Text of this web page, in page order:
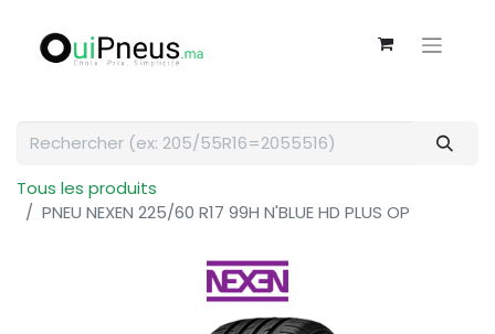
Tous les produits
PNEU NEXEN 225/60 R17 99H N'BLUE HD PLUS OP